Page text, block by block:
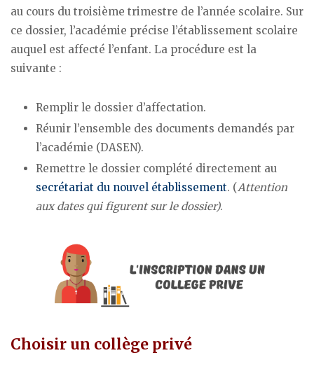
au cours du troisième trimestre de l’année scolaire. Sur
ce dossier, l’académie précise l’établissement scolaire
auquel est affecté l’enfant. La procédure est la
suivante :
Remplir le dossier d’affectation.
Réunir l’ensemble des documents demandés par
l’académie (DASEN).
Remettre le dossier complété directement au
secrétariat du nouvel établissement. (Attention
aux dates qui figurent sur le dossier).
Choisir un collège privé